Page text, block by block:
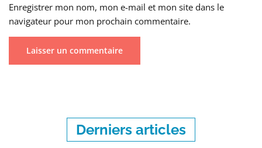
Enregistrer mon nom, mon e-mail et mon site dans le
navigateur pour mon prochain commentaire.
Derniers articles